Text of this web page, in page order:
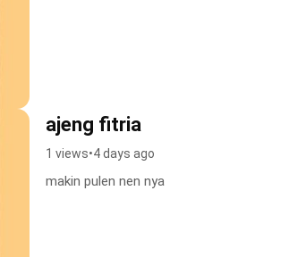
ajeng fitria
1 views•4 days ago
makin pulen nen nya